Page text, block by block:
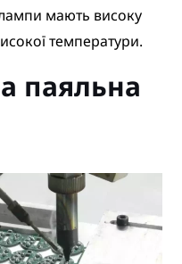
мають високу
температури.
паяльна